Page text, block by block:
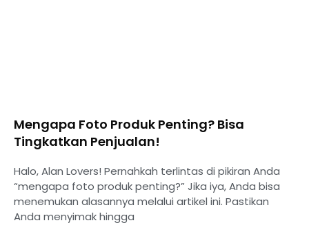
Mengapa Foto Produk Penting? Bisa
Tingkatkan Penjualan!
Halo, Alan Lovers! Pernahkah terlintas di pikiran Anda
“mengapa foto produk penting?” Jika iya, Anda bisa
menemukan alasannya melalui artikel ini. Pastikan
Anda menyimak hingga